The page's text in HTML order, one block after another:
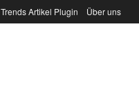
Trends Artikel Plugin Über uns